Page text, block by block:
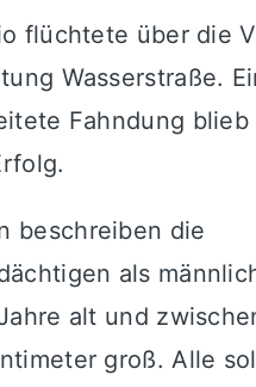
flüchtete über die
Wasserstraße.
Fahndung blieb
beschreiben die
als
alt und
groß. Alle